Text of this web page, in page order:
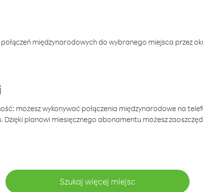
międzynarodowych do wybranego miejsca przez
możesz wykonywać połączenia międzynarodowe na
planowi miesięcznego abonamentu możesz
Szukaj więcej miejsc